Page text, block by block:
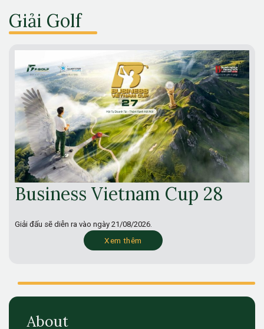
Giải Golf
Business Vietnam Cup 28
Giải đấu sẽ diễn ra vào ngày 21/08/2026.
Xem thêm
About